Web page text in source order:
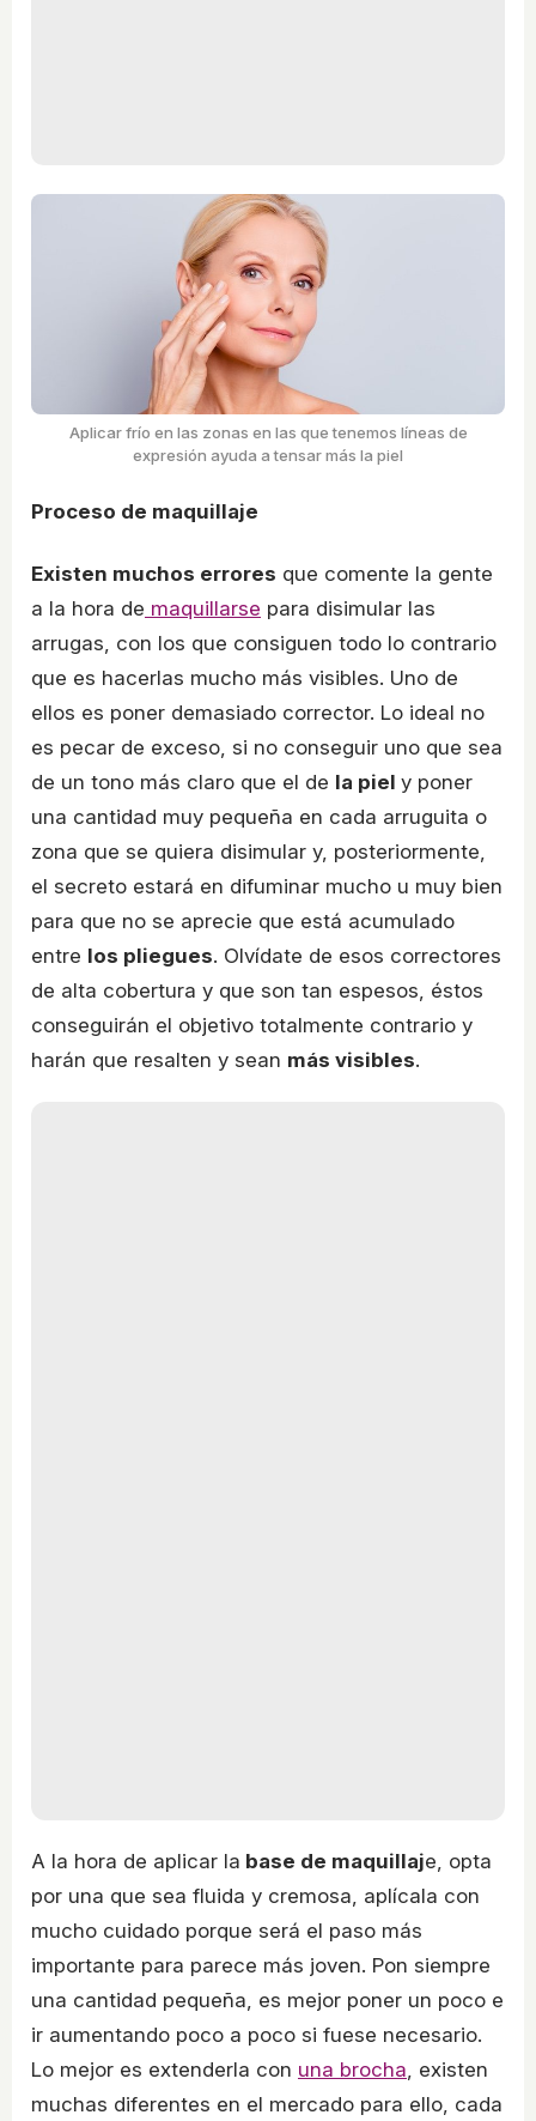
Aplicar frío en las zonas en las que tenemos líneas de
expresión ayuda a tensar más la piel
Proceso de maquillaje
Existen muchos errores que comente la gente
a la hora de maquillarse para disimular las
arrugas, con los que consiguen todo lo contrario
que es hacerlas mucho más visibles. Uno de
ellos es poner demasiado corrector. Lo ideal no
es pecar de exceso, si no conseguir uno que sea
de un tono más claro que el de la piel y poner
una cantidad muy pequeña en cada arruguita o
zona que se quiera disimular y, posteriormente,
el secreto estará en difuminar mucho u muy bien
para que no se aprecie que está acumulado
entre los pliegues. Olvídate de esos correctores
de alta cobertura y que son tan espesos, éstos
conseguirán el objetivo totalmente contrario y
harán que resalten y sean más visibles.
A la hora de aplicar la base de maquillaje, opta
por una que sea fluida y cremosa, aplícala con
mucho cuidado porque será el paso más
importante para parece más joven. Pon siempre
una cantidad pequeña, es mejor poner un poco e
ir aumentando poco a poco si fuese necesario.
Lo mejor es extenderla con una brocha , existen
muchas diferentes en el mercado para ello, cada